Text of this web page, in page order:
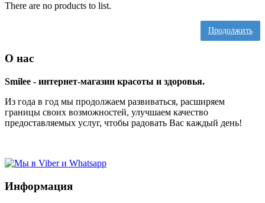
There are no products to list.
Продолжить
О нас
Smilee - интернет-магазин красоты и здоровья.
Из года в год мы продолжаем развиваться, расширяем
границы своих возможностей, улучшаем качество
предоставляемых услуг, чтобы радовать Вас каждый день!
Информация